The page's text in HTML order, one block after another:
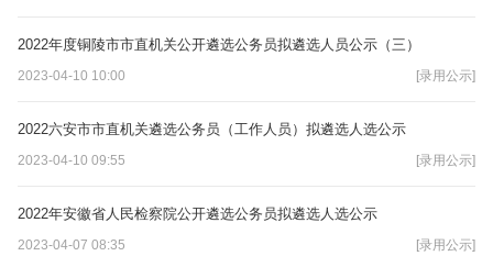
2022年度铜陵市市直机关公开遴选公务员拟遴选人员公示（三）
2023-04-10 10:00 [录用公示]
2022六安市市直机关遴选公务员（工作人员）拟遴选人选公示
2023-04-10 09:55 [录用公示]
2022年安徽省人民检察院公开遴选公务员拟遴选人选公示
2023-04-07 08:35 [录用公示]